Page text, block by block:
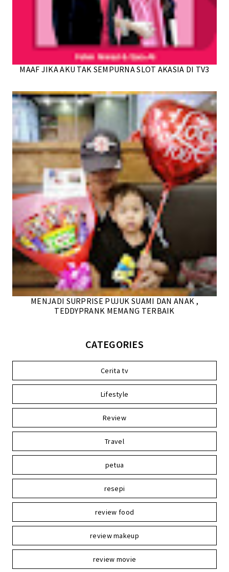
MAAF JIKA AKU TAK SEMPURNA SLOT AKASIA DI TV3
MENJADI SURPRISE PUJUK SUAMI DAN ANAK ,
TEDDYPRANK MEMANG TERBAIK
CATEGORIES
Cerita tv
Lifestyle
Review
Travel
petua
resepi
review food
review makeup
review movie